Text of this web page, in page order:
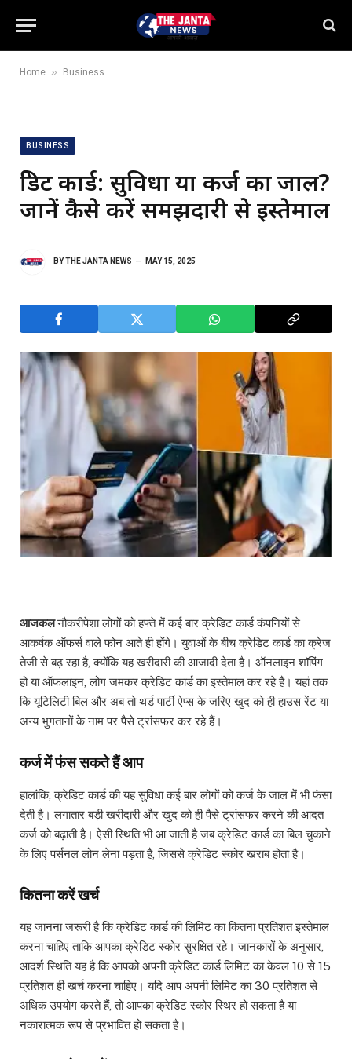
Home » Business
BUSINESS
क्रेडिट कार्ड: सुविधा या कर्ज का जाल?
जानें कैसे करें समझदारी से इस्तेमाल
BYTHE JANTA NEWS MAY 15, 2025
आजकलनौकरीपेशा लोगों को हफ्ते में कई बार क्रेडिट कार्ड कंपनियों से
आकर्षक ऑफर्स वाले फोन आते ही होंगे। युवाओं के बीच क्रेडिट कार्ड का क्रेज
तेजी से बढ़ रहा है, क्योंकि यह खरीदारी की आजादी देता है। ऑनलाइन शॉपिंग
हो या ऑफलाइन, लोग जमकर क्रेडिट कार्ड का इस्तेमाल कर रहे हैं। यहां तक
कि यूटिलिटी बिल और अब तो थर्ड पार्टी ऐप्स के जरिए खुद को ही हाउस रेंट या
अन्य भुगतानों के नाम पर पैसे ट्रांसफर कर रहे हैं।
कर्ज में फंस सकते हैं आप
हालांकि, क्रेडिट कार्ड की यह सुविधा कई बार लोगों को कर्ज के जाल में भी फंसा
देती है। लगातार बड़ी खरीदारी और खुद को ही पैसे ट्रांसफर करने की आदत
कर्ज को बढ़ाती है। ऐसी स्थिति भी आ जाती है जब क्रेडिट कार्ड का बिल चुकाने
के लिए पर्सनल लोन लेना पड़ता है, जिससे क्रेडिट स्कोर खराब होता है।
कितना करें खर्च
यह जानना जरूरी है कि क्रेडिट कार्ड की लिमिट का कितना प्रतिशत इस्तेमाल
करना चाहिए ताकि आपका क्रेडिट स्कोर सुरक्षित रहे। जानकारों के अनुसार,
आदर्श स्थिति यह है कि आपको अपनी क्रेडिट कार्ड लिमिट का केवल 10 से 15
प्रतिशत ही खर्च करना चाहिए। यदि आप अपनी लिमिट का 30 प्रतिशत से
अधिक उपयोग करते हैं, तो आपका क्रेडिट स्कोर स्थिर हो सकता है या
नकारात्मक रूप से प्रभावित हो सकता है।